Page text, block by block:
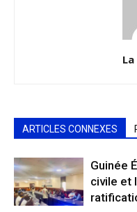
ARTICLES CONNEXES
Guinée
civile et